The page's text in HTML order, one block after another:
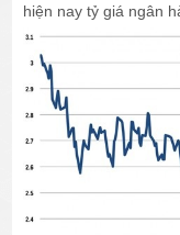
hiện nay tỷ giá ngân